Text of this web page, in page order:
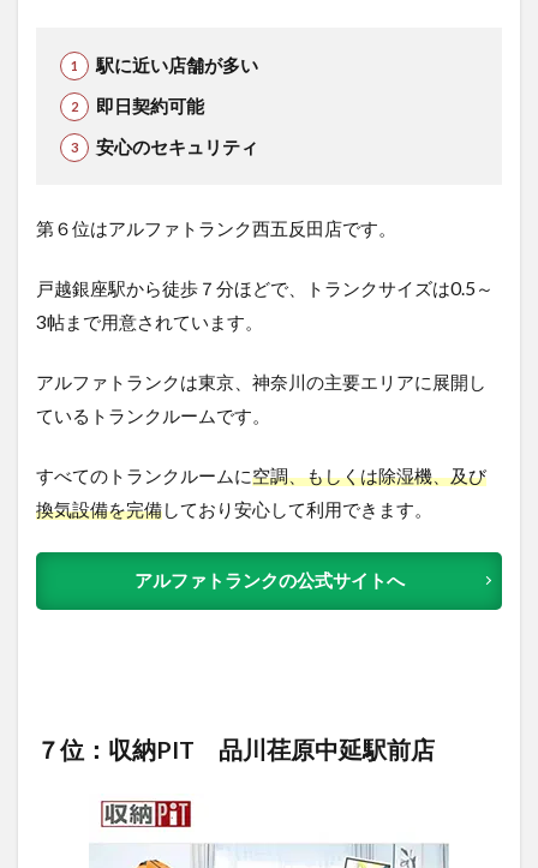
駅に近い店舗が多い
即日契約可能
安心のセキュリティ
第６位はアルファトランク西五反田店です。
戸越銀座駅から徒歩７分ほどで、トランクサイズは0.5～
3帖まで用意されています。
アルファトランクは東京、神奈川の主要エリアに展開し
ているトランクルームです。
すべてのトランクルームに空調、もしくは除湿機、及び
換気設備を完備しており安心して利用できます。
アルファトランクの公式サイトへ
７位：収納PIT 品川荏原中延駅前店